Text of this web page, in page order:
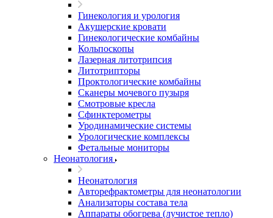
Гинекология и урология
Акушерские кровати
Гинекологические комбайны
Кольпоскопы
Лазерная литотрипсия
Литотрипторы
Проктологические комбайны
Сканеры мочевого пузыря
Смотровые кресла
Сфинктерометры
Уродинамические системы
Урологические комплексы
Фетальные мониторы
Неонатология
Неонатология
Авторефрактометры для неонатологии
Анализаторы состава тела
Аппараты обогрева (лучистое тепло)